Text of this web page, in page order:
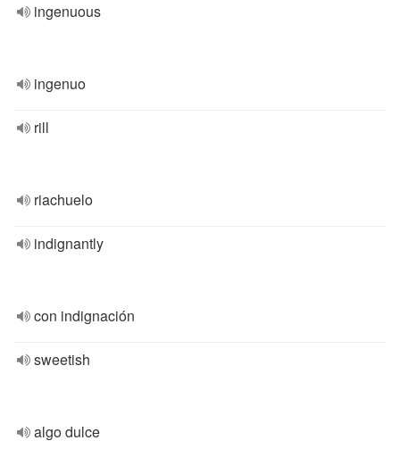
ingenuous
ingenuo
rill
riachuelo
indignantly
con indignación
sweetish
algo dulce